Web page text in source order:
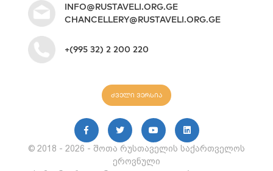
© 2018 - 2026 - შოთა რუსთაველის საქართველოს
ეროვნული
INFO@RUSTAVELI.ORG.GE
CHANCELLERY@RUSTAVELI.ORG.GE
+(995 32) 2 200 220
ძველი ვერსია